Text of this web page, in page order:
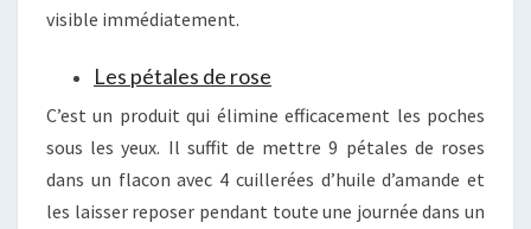
visible immédiatement.
Les pétales de rose
C’est un produit qui élimine efficacement les poches
sous les yeux. Il suffit de mettre 9 pétales de roses
dans un flacon avec 4 cuillerées d’huile d’amande et
les laisser reposer pendant toute une journée dans un